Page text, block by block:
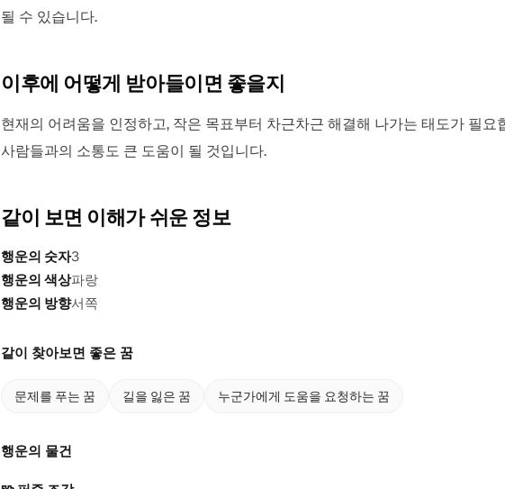
될 수 있습니다.
이후에 어떻게 받아들이면 좋을지
현재의 어려움을 인정하고, 작은 목표부터 차근차근 해결해 나가는 태도가 필요
사람들과의 소통도 큰 도움이 될 것입니다.
같이 보면 이해가 쉬운 정보
행운의 숫자3
행운의 색상파랑
행운의 방향서쪽
같이 찾아보면 좋은 꿈
문제를 푸는 꿈 길을 잃은 꿈 누군가에게 도움을 요청하는 꿈
행운의 물건